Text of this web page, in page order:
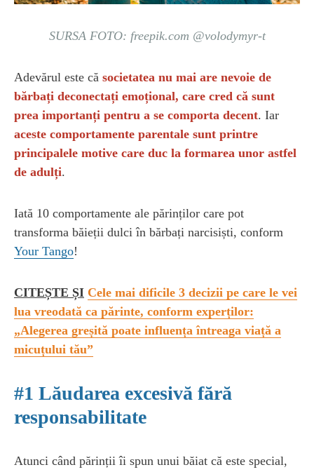
SURSA FOTO: freepik.com @volodymyr-t
Adevărul este că societatea nu mai are nevoie de
bărbați deconectați emoțional, care cred că sunt
prea importanți pentru a se comporta decent. Iar
aceste comportamente parentale sunt printre
principalele motive care duc la formarea unor astfel
de adulți.
Iată 10 comportamente ale părinților care pot
transforma băieții dulci în bărbați narcisiști, conform
Your Tango!
CITEȘTE ȘI Cele mai dificile 3 decizii pe care le vei
lua vreodată ca părinte, conform experților:
„Alegerea greșită poate influența întreaga viață a
micuțului tău”
#1 Lăudarea excesivă fără
responsabilitate
Atunci când părinții îi spun unui băiat că este special,